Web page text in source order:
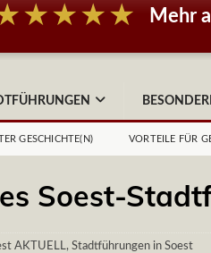
Mehr
GESCHICHTE(N) VORTEILE FÜR
Soest-
AKTUELL, Stadtführungen in Soest